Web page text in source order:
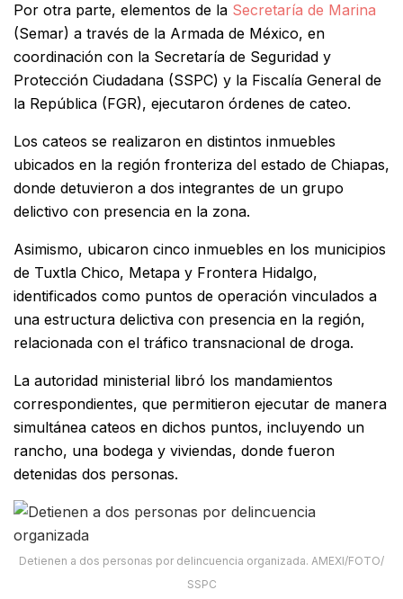
Por otra parte, elementos de la Secretaría de Marina
(Semar) a través de la Armada de México, en
coordinación con la Secretaría de Seguridad y
Protección Ciudadana (SSPC) y la Fiscalía General de
la República (FGR), ejecutaron órdenes de cateo.
Los cateos se realizaron en distintos inmuebles
ubicados en la región fronteriza del estado de Chiapas,
donde detuvieron a dos integrantes de un grupo
delictivo con presencia en la zona.
Asimismo, ubicaron cinco inmuebles en los municipios
de Tuxtla Chico, Metapa y Frontera Hidalgo,
identificados como puntos de operación vinculados a
una estructura delictiva con presencia en la región,
relacionada con el tráfico transnacional de droga.
La autoridad ministerial libró los mandamientos
correspondientes, que permitieron ejecutar de manera
simultánea cateos en dichos puntos, incluyendo un
rancho, una bodega y viviendas, donde fueron
detenidas dos personas.
Detienen a dos personas por delincuencia organizada. AMEXI/FOTO/
SSPC